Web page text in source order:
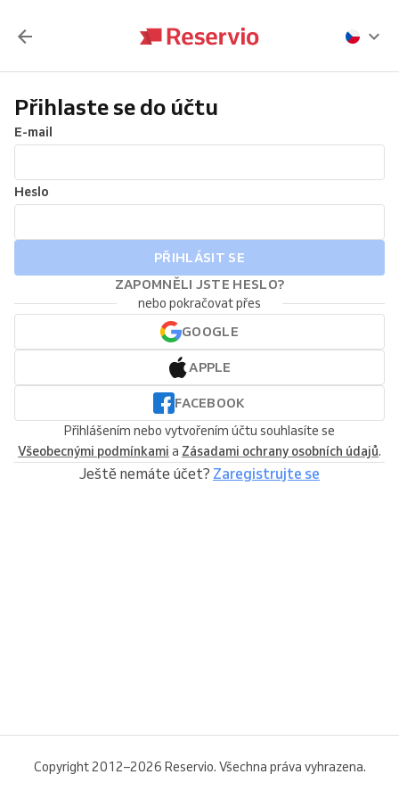
Přihlaste se do účtu
E-mail
Heslo
PŘIHLÁSIT SE
ZAPOMNĚLI JSTE HESLO?
nebo pokračovat přes
GOOGLE
APPLE
FACEBOOK
Přihlášením nebo vytvořením účtu souhlasíte se
Všeobecnými podmínkami a Zásadami ochrany osobních údajů.
Ještě nemáte účet? Zaregistrujte se
Copyright 2012–2026 Reservio. Všechna práva vyhrazena.